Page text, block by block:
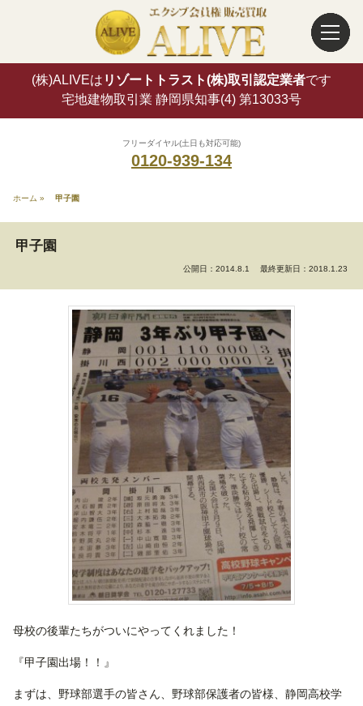
(株)ALIVEは リゾートトラスト(株)取引認定業者です
宅地建物取引業 静岡県知事(4) 第13033号
フリーダイヤル(土日も対応可能)
0120-939-134
ホーム » 甲子園
甲子園
公開日：2014.8.1 最終更新日：2018.1.23
母校の後輩たちがついにやってくれました！
『甲子園出場！！』
まずは、野球部選手の皆さん、野球部保護者の皆様、静岡高校学